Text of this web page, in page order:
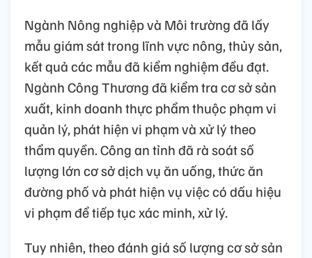
Ngành Nông nghiệp và Môi trường đã lấy
mẫu giám sát trong lĩnh vực nông, thủy sản,
kết quả các mẫu đã kiểm nghiệm đều đạt.
Ngành Công Thương đã kiểm tra cơ sở sản
xuất, kinh doanh thực phẩm thuộc phạm vi
quản lý, phát hiện vi phạm và xử lý theo
thẩm quyền. Công an tỉnh đã rà soát số
lượng lớn cơ sở dịch vụ ăn uống, thức ăn
đường phố và phát hiện vụ việc có dấu hiệu
vi phạm để tiếp tục xác minh, xử lý.
Tuy nhiên, theo đánh giá số lượng cơ sở sản